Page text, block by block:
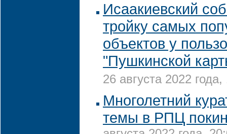
Исаакиевский
тройку самых
объектов у
"Пушкинской
26 августа 2022
Многолетний
темы в РПЦ